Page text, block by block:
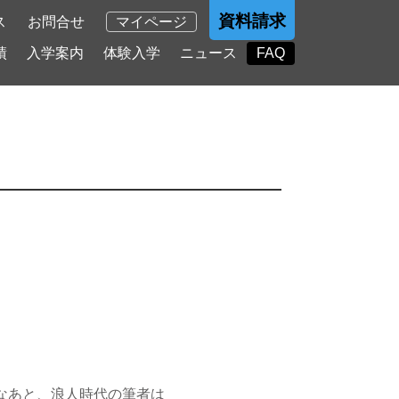
お問合せ マイページ 資料請求
入学案内 体験入学 ニュース FAQ
あと、浪人時代の筆者は